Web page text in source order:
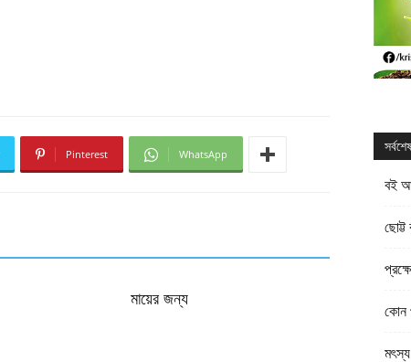
Pinterest WhatsApp
মায়ের জন্য
সর্বশেষ
বই
ছোট্ট
কোন